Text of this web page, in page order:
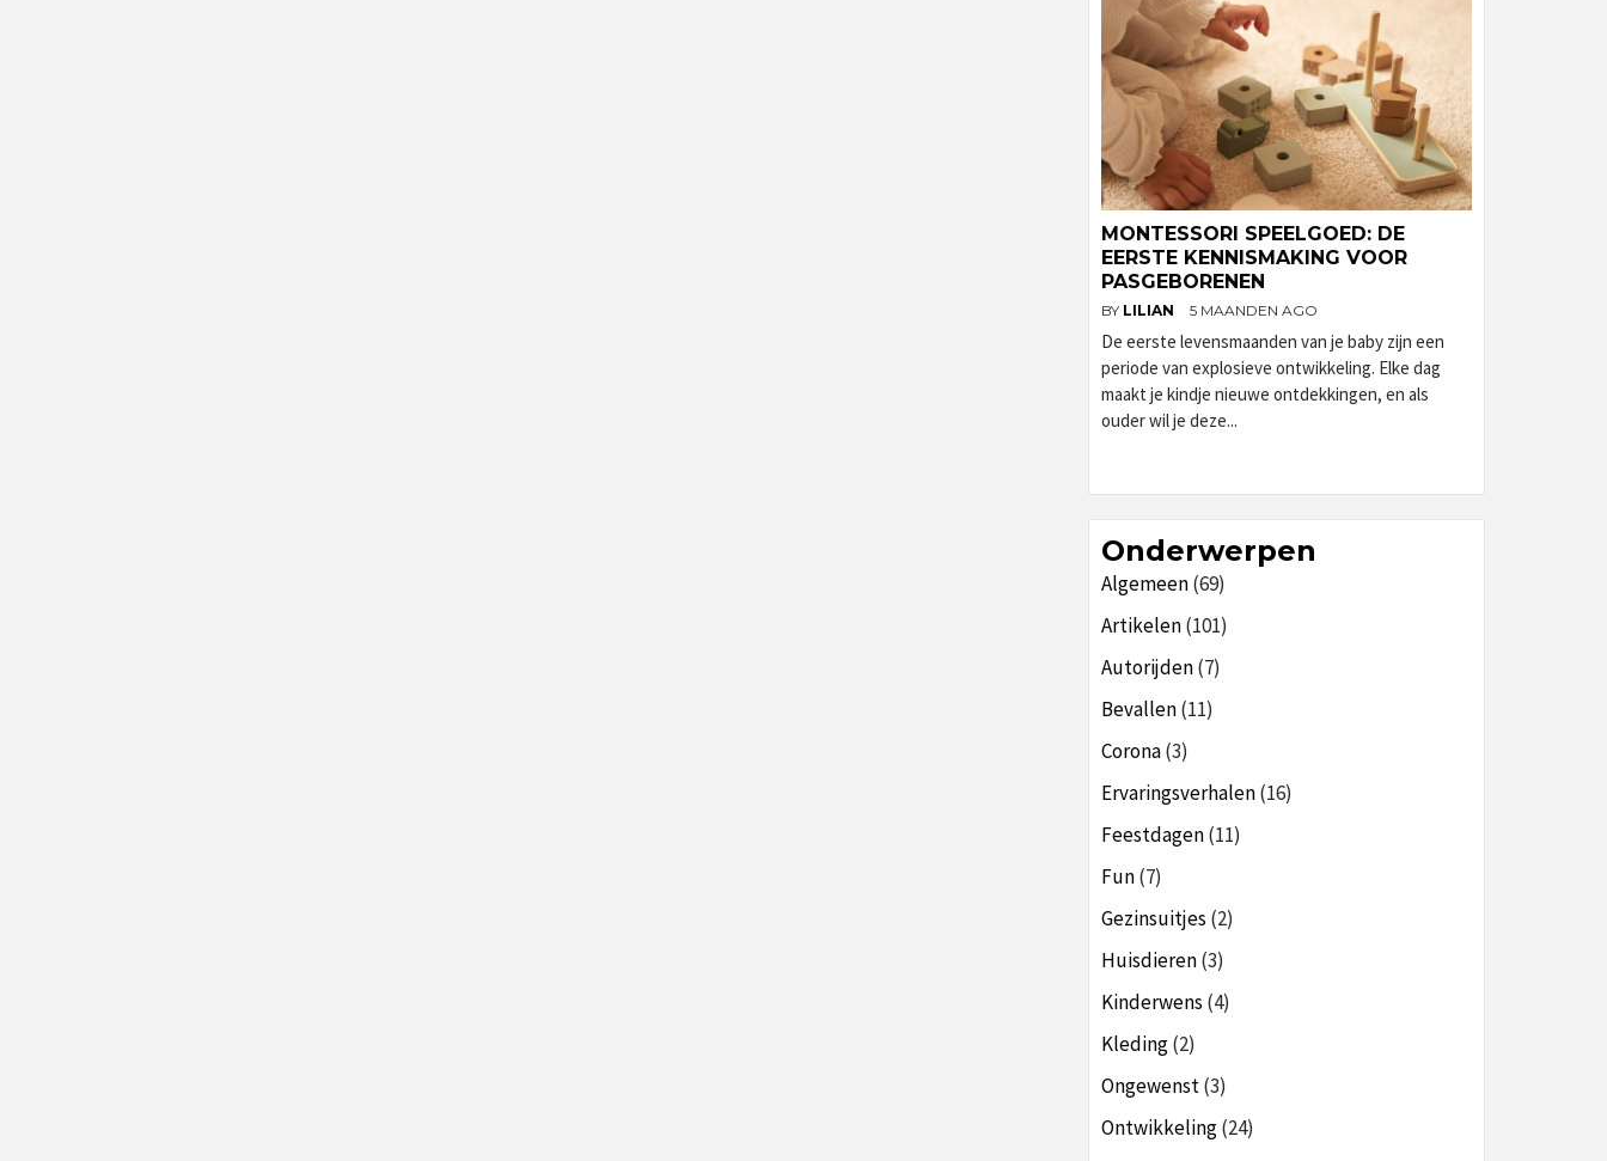
MONTESSORI SPEELGOED: DE
EERSTE KENNISMAKING VOOR
PASGEBORENEN
BY LILIAN 5 MAANDEN AGO
De eerste levensmaanden van je baby zijn een
periode van explosieve ontwikkeling. Elke dag
maakt je kindje nieuwe ontdekkingen, en als
ouder wil je deze...
Onderwerpen
Algemeen(69)
Artikelen(101)
Autorijden(7)
Bevallen(11)
Corona(3)
Ervaringsverhalen(16)
Feestdagen(11)
Fun(7)
Gezinsuitjes (2)
Huisdieren(3)
Kinderwens (4)
Kleding(2)
Ongewenst(3)
Ontwikkeling(24)